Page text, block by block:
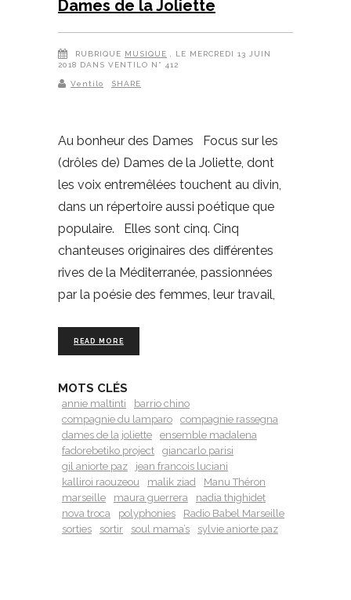
Dames de la Joliette
RUBRIQUE MUSIQUE
, LE MERCREDI 13 JUIN
2018 DANS VENTILO N° 412
Ventilo SHARE
Au bonheur des Dames Focus sur les
(drôles de) Dames de la Joliette, dont
les voix entremêlées touchent au divin,
dans un répertoire aussi poétique que
populaire. Elles sont cinq. Cinq
chanteuses originaires des différentes
rives de la Méditerranée, passionnées
par la poésie des femmes, leur travail,
READ MORE
MOTS CLÉS
annie maltinti
barrio chino
compagnie du lamparo
compagnie rassegna
dames de la joliette
ensemble madalena
fadorebetiko project
giancarlo parisi
gil aniorte paz
jean francois luciani
kalliroi raouzeou
malik ziad
Manu Théron
marseille
maura guerrera
nadia thighidet
nova troca
polyphonies
Radio Babel Marseille
sorties
sortir soul mama’s sylvie aniorte paz